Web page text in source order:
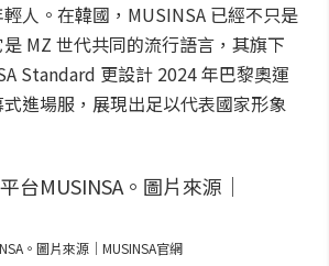
人。在韓國，MUSINSA 已經不只是
MZ 世代共同的流行語言，其旗下
Standard 更設計 2024 年巴黎奧運
進場服，展現出足以代表國家形象
。圖片來源｜MUSINSA官網